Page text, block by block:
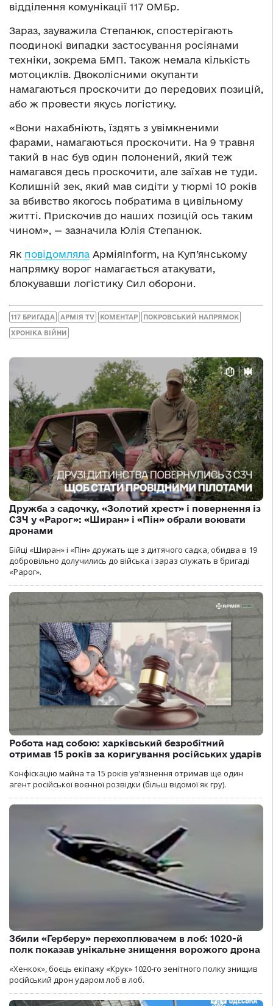
відділення комунікації 117 ОМБр.
Зараз, зауважила Степанюк, спостерігають
поодинокі випадки застосування росіянами
техніки, зокрема БМП. Також немала кількість
мотоциклів. Двоколісними окупанти
намагаються проскочити до передових позицій,
або ж провести якусь логістику.
«Вони нахабніють, їздять з увімкненими
фарами, намагаються проскочити. На 9 травня
такий в нас був один полонений, який теж
намагався десь проскочити, але заїхав не туди.
Колишній зек, який мав сидіти у тюрмі 10 років
за вбивство якогось побратима в цивільному
житті. Прискочив до наших позицій ось таким
чином», — зазначила Юлія Степанюк.
Як повідомляла АрміяInform, на Куп’янському
напрямку ворог намагається атакувати,
блокувавши логістику Сил оборони.
117 БРИГАДА АРМІЯ TV КОМЕНТАР ПОКРОВСЬКИЙ НАПРЯМОК
ХРОНІКА ВІЙНИ
Дружба з садочку, «Золотий хрест» і повернення із
СЗЧ у «Рарог»: «Ширан» і «Пін» обрали воювати
дронами
Бійці «Ширан» і «Пін» дружать ще з дитячого садка, обидва в 19
добровільно долучились до війська і зараз служать в бригаді
«Рарог».
Робота над собою: харківський безробітний
отримав 15 років за коригування російських ударів
Конфіскацію майна та 15 років увʼязнення отримав ще один
агент російської воєнної розвідки (більш відомої як гру).
Збили «Герберу» перехоплювачем в лоб: 1020-й
полк показав унікальне знищення ворожого дрона
«Хенкок», боєць екіпажу «Крук» 1020-го зенітного полку знищив
російський дрон ударом лоб в лоб.